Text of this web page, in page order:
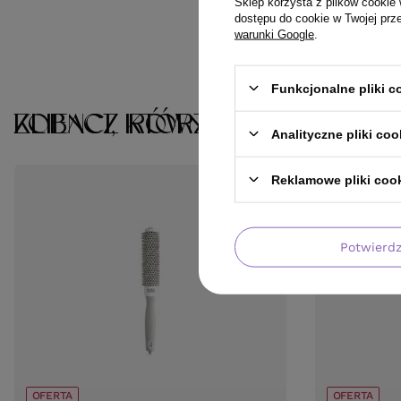
KLIENCI, KTÓRZY KUPILI TEN
BESTSELLER OFERTA
ZOBACZ RÓWNIEŻ
OFERTA OFERTA
dostępu do cookie w Twojej
warunki Google
Funkcjonalne pliki
Analityczne pliki
Reklamowe pliki